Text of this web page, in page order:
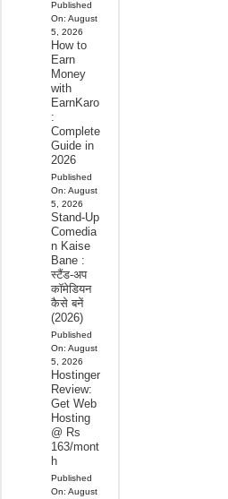
Published
On: August
5, 2026
How to
Earn
Money
with
EarnKaro
:
Complete
Guide in
2026
Published
On: August
5, 2026
Stand-Up
Comedia
n Kaise
Bane :
स्टैंड-अप
कॉमेडियन
कैसे बनें
(2026)
Published
On: August
5, 2026
Hostinger
Review:
Get Web
Hosting
@ Rs
163/mont
h
Published
On: August